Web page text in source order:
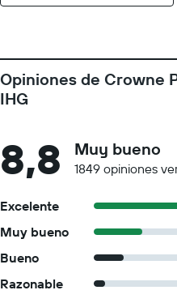
Opiniones de Crowne
IHG
8,8 Muy bueno
1849 opiniones
Excelente
Muy bueno
Bueno
Razonable